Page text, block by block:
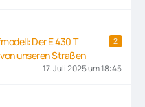
Der E 430 T
unseren Straßen
2
17. Juli 2025 um 18:45